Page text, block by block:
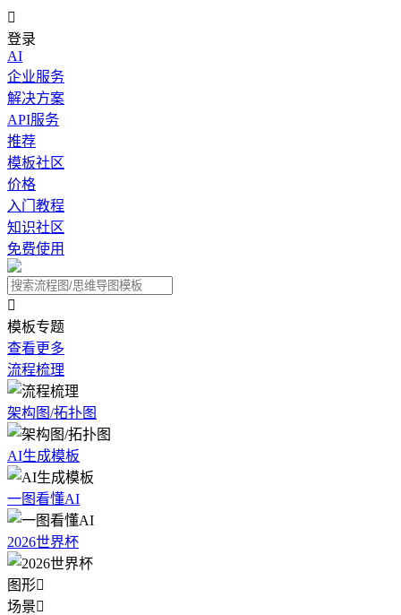

登录
AI
企业服务
解决方案
API服务
推荐
模板社区
价格
入门教程
知识社区
免费使用

模板专题
查看更多
流程梳理
架构图/拓扑图
AI生成模板
一图看懂AI
2026世界杯
图形
场景